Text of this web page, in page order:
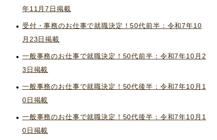
年11月7日掲載
受付・事務のお仕事で就職決定！50代前半：令和7年10
月23日掲載
一般事務のお仕事で就職決定！50代前半：令和7年10月2
3日掲載
一般事務のお仕事で就職決定！50代後半：令和7年10月1
0日掲載
一般事務のお仕事で就職決定！50代後半：令和7年10月1
0日掲載